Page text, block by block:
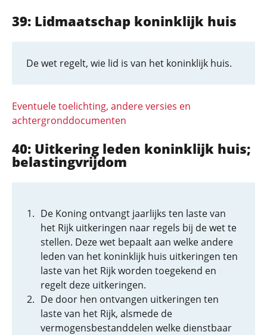
39: Lidmaatschap koninklijk huis
De wet regelt, wie lid is van het koninklijk huis.
Eventuele toelichting, andere versies en
achtergronddocumenten
40: Uitkering leden koninklijk huis;
belastingvrijdom
De Koning ontvangt jaarlijks ten laste van
het Rijk uitkeringen naar regels bij de wet te
stellen. Deze wet bepaalt aan welke andere
leden van het koninklijk huis uitkeringen ten
laste van het Rijk worden toegekend en
regelt deze uitkeringen.
De door hen ontvangen uitkeringen ten
laste van het Rijk, alsmede de
vermogensbestanddelen welke dienstbaar